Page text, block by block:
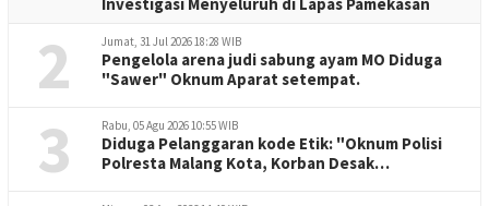
2 Jumat, 31 Jul 2026 18:28 WIB
Pengelola arena judi sabung ayam MO Diduga
"Sawer" Oknum Aparat setempat.
3 Rabu, 05 Agu 2026 10:55 WIB
Diduga Pelanggaran kode Etik: "Oknum Polisi
Polresta Malang Kota, Korban Desak